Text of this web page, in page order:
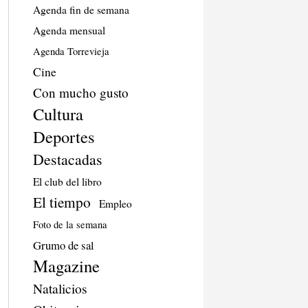
Agenda fin de semana
Agenda mensual
Agenda Torrevieja
Cine
Con mucho gusto
Cultura
Deportes
Destacadas
El club del libro
El tiempo Empleo
Foto de la semana
Grumo de sal
Magazine
Natalicios